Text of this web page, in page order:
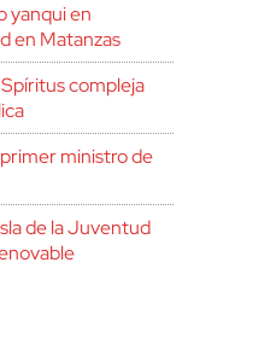
yanqui en
en Matanzas
compleja
ministro de
de la Juventud